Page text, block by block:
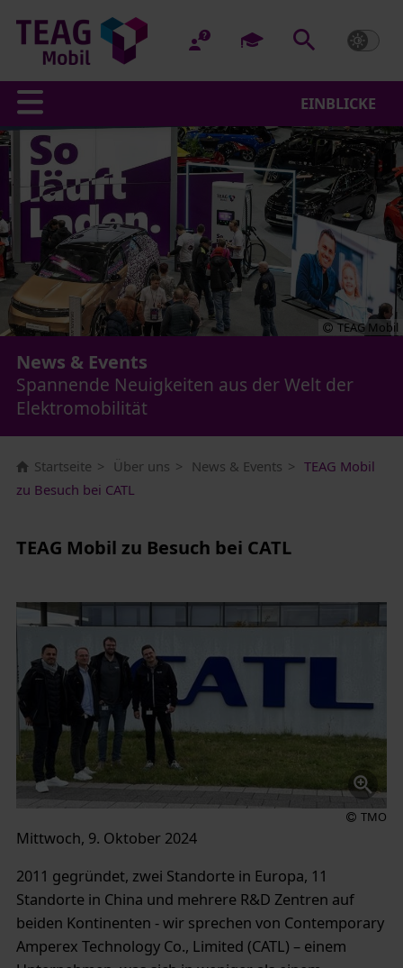
EINBLICKE
TEAG Mobil
News & Events
Spannende Neuigkeiten aus der Welt der
Elektromobilität
Startseite Über uns News & Events
TEAG Mobil
zu Besuch bei CATL
TEAG Mobil zu Besuch bei CATL
TMO
Mittwoch, 9. Oktober 2024
2011 gegründet, zwei Standorte in Europa, 11
Standorte in China und mehrere R&D Zentren auf
beiden Kontinenten - wir sprechen von Contemporary
Amperex Technology Co., Limited (CATL) – einem